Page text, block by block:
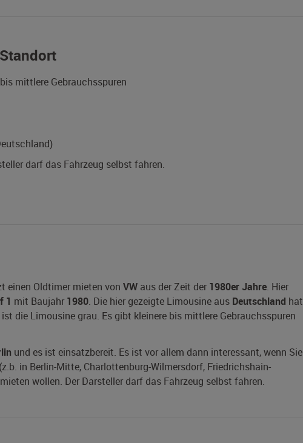
mittlere Gebrauchsspuren
darf das Fahrzeug selbst fahren.
einen Oldtimer mieten von VW aus der Zeit der 1980er Jahre. Hier
1 mit Baujahr 1980. Die hier gezeigte Limousine aus Deutschland hat
die Limousine grau. Es gibt kleinere bis mittlere Gebrauchsspuren
und es ist einsatzbereit. Es ist vor allem dann interessant, wenn Sie
in Berlin-Mitte, Charlottenburg-Wilmersdorf, Friedrichshain-
wollen. Der Darsteller darf das Fahrzeug selbst fahren.